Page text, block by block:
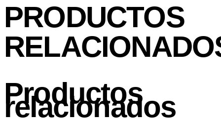
PRODUCTOS
Productos
relacionados